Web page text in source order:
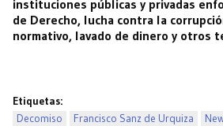
instituciones públicas y privadas
de Derecho, lucha contra la
normativo, lavado de dinero y otros
Etiquetas:
Decomiso
Francisco Sanz de Urquiza